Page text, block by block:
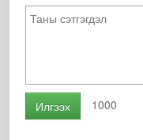
Илгээх 1000